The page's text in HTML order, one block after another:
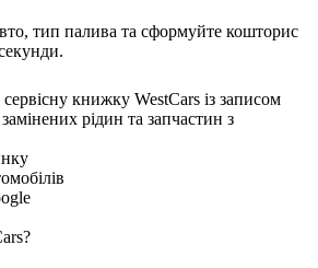
тип палива та сформуйте кошторис
книжку WestCars із записом
рідин та запчастин з